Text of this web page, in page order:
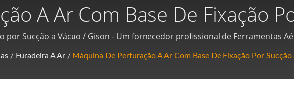
A Ar Com Base De Fixação
Profissional De
Ferramentas Pneumáticas
por Sucção a Vácuo / Gison - Um fornecedor profissional de Ferramentas
/ Furadeira A Ar / Máquina De Perfuração A Ar Com Base De Fixação Por Sucção